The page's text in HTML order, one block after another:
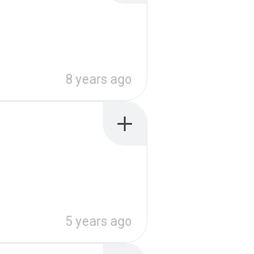
8 years ago
5 years ago